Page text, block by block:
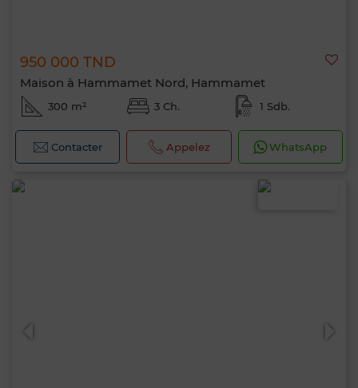
950 000 TND
Maison à Hammamet Nord, Hammamet
300 m² 3 Ch. 1 Sdb.
Contacter Appelez WhatsApp